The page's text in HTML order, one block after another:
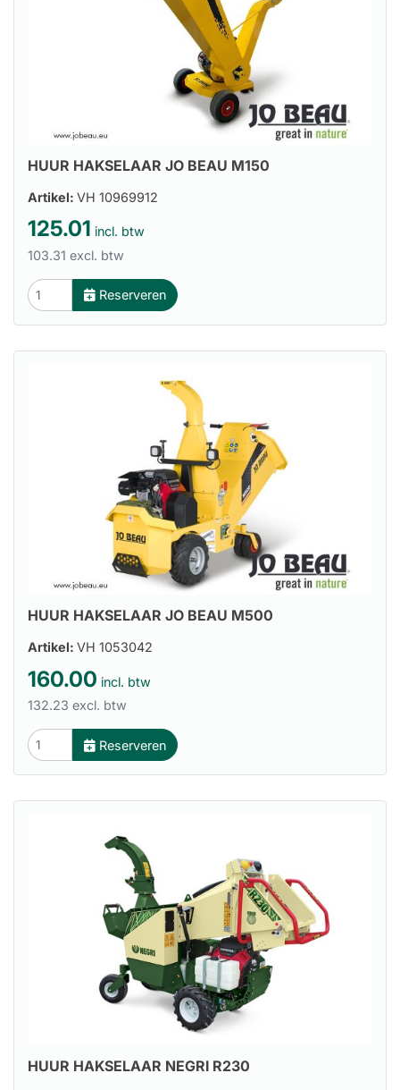
HUUR HAKSELAAR JO BEAU M150
Artikel: VH 10969912
125.01 incl. btw
103.31 excl. btw
Reserveren
HUUR HAKSELAAR JO BEAU M500
Artikel: VH 1053042
160.00 incl. btw
132.23 excl. btw
Reserveren
HUUR HAKSELAAR NEGRI R230